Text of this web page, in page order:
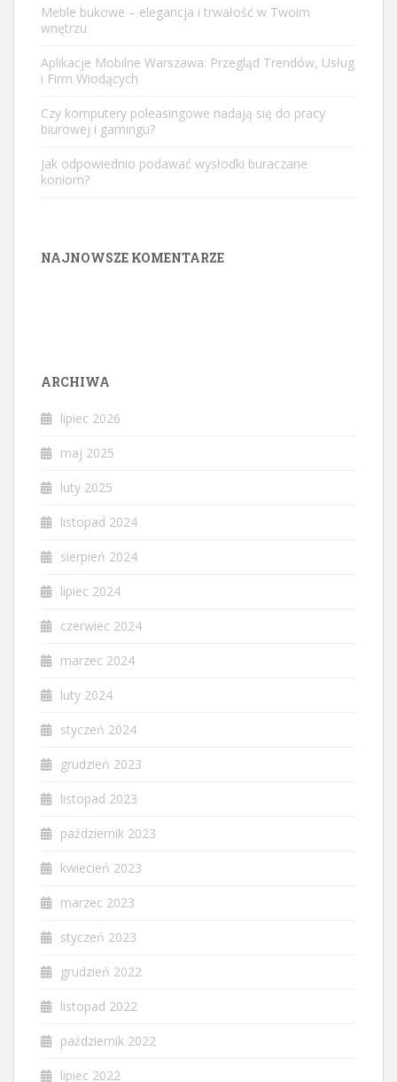
Meble bukowe – elegancja i trwałość w Twoim
wnętrzu
Aplikacje Mobilne Warszawa: Przegląd Trendów, Usług
i Firm Wiodących
Czy komputery poleasingowe nadają się do pracy
biurowej i gamingu?
Jak odpowiednio podawać wysłodki buraczane
koniom?
NAJNOWSZE KOMENTARZE
ARCHIWA
lipiec 2026
maj 2025
luty 2025
listopad 2024
sierpień 2024
lipiec 2024
czerwiec 2024
marzec 2024
luty 2024
styczeń 2024
grudzień 2023
listopad 2023
październik 2023
kwiecień 2023
marzec 2023
styczeń 2023
grudzień 2022
listopad 2022
październik 2022
lipiec 2022